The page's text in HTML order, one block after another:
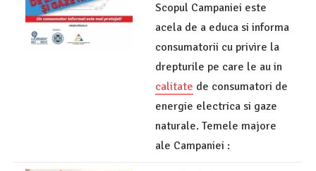
Scopul Campaniei este
acela de a educa si informa
consumatorii cu privire la
drepturile pe care le au in
calitate de consumatori de
energie electrica si gaze
naturale. Temele majore
ale Campaniei :